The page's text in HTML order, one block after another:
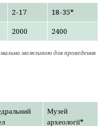
2-17 18-35*
2000 2400
можливою для проведення
Музей
археології*